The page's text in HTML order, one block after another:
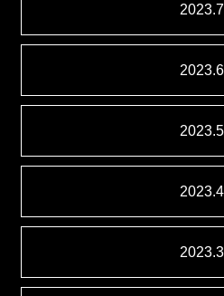
2023.7
2023.6
2023.5
2023.4
2023.3